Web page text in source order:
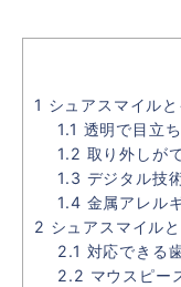
1 シュアスマイル
1.1 透明で目立
1.2 取り外しが
1.3 デジタル技
1.4 金属アレル
2 シュアスマイル
2.1 対応できる
2.2 マウスピー